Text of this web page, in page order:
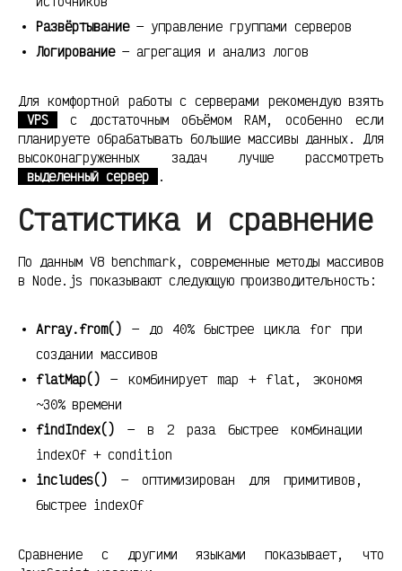
Развёртывание— управление группами серверов
Логирование— агрегация и анализ логов
Для комфортной работы с серверами рекомендую взять
VPS
с достаточным объёмом RAM, особенно если
планируете обрабатывать большие массивы данных. Для
высоконагруженных задач лучше рассмотреть
выделенный сервер
.
Статистика и сравнение
По данным V8 benchmark, современные методы массивов
в Node.js показывают следующую производительность:
Array.from() — до 40% быстрее цикла for при
создании массивов
flatMap() — комбинирует map + flat, экономя
~30% времени
findIndex() — в 2 раза быстрее комбинации
indexOf + condition
includes() — оптимизирован для примитивов,
быстрее indexOf
Сравнение с другими языками показывает, что